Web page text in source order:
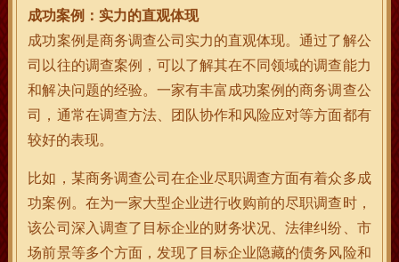
成功案例：实力的直观体现
成功案例是商务调查公司实力的直观体现。通过了解公
司以往的调查案例，可以了解其在不同领域的调查能力
和解决问题的经验。一家有丰富成功案例的商务调查公
司，通常在调查方法、团队协作和风险应对等方面都有
较好的表现。
比如，某商务调查公司在企业尽职调查方面有着众多成
功案例。在为一家大型企业进行收购前的尽职调查时，
该公司深入调查了目标企业的财务状况、法律纠纷、市
场前景等多个方面，发现了目标企业隐藏的债务风险和